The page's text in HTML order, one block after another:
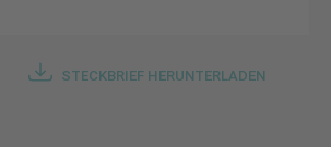
STECKBRIEF HERUNTERLADEN